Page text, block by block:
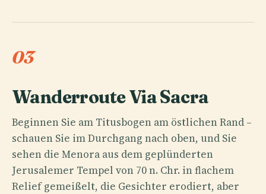
03
Wanderroute Via Sacra
Beginnen Sie am Titusbogen am östlichen Rand –
schauen Sie im Durchgang nach oben, und Sie
sehen die Menora aus dem geplünderten
Jerusalemer Tempel von 70 n. Chr. in flachem
Relief gemeißelt, die Gesichter erodiert, aber